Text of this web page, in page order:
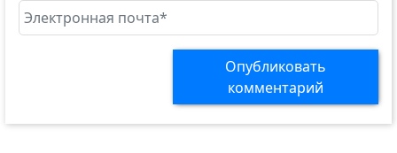
Опубликовать
комментарий